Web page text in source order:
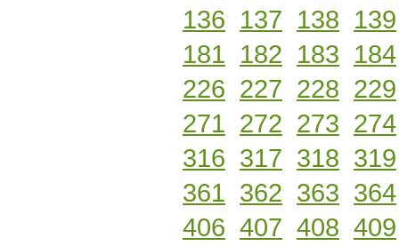
136 137 138 139
181 182 183 184
226 227 228 229
271 272 273 274
316 317 318 319
361 362 363 364
406 407 408 409